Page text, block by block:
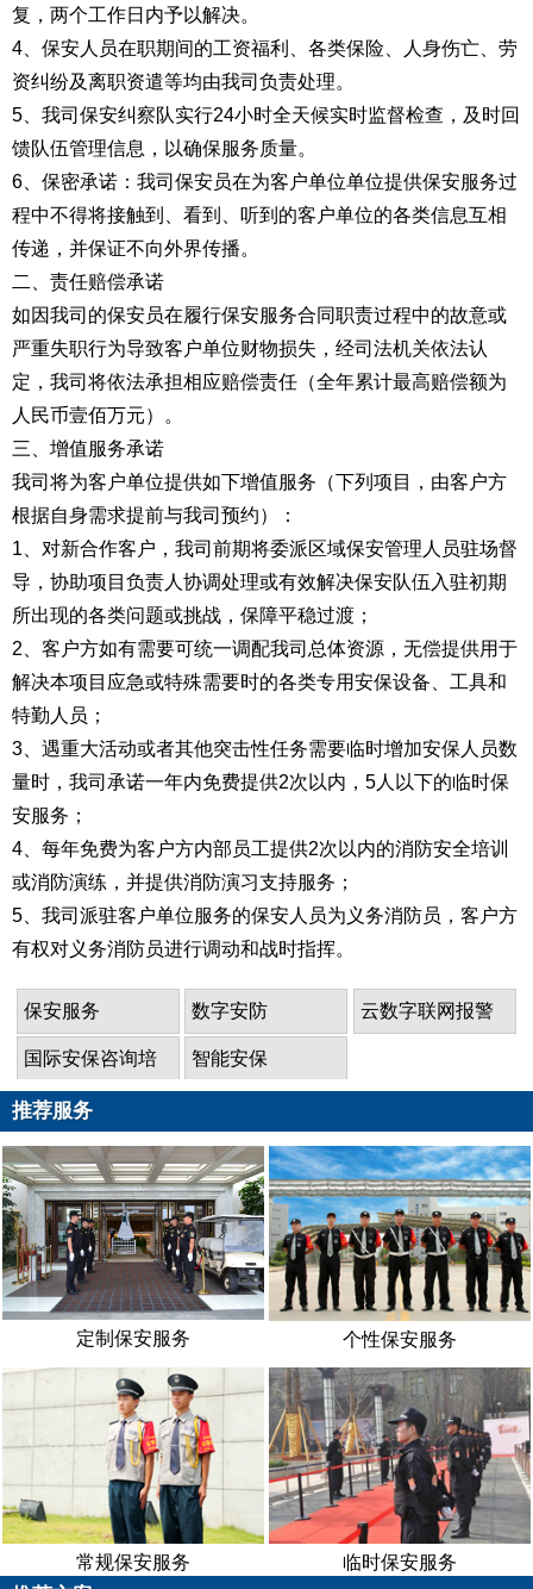
复，两个工作日内予以解决。
4、保安人员在职期间的工资福利、各类保险、人身伤亡、劳
资纠纷及离职资遣等均由我司负责处理。
5、我司保安纠察队实行24小时全天候实时监督检查，及时回
馈队伍管理信息，以确保服务质量。
6、保密承诺：我司保安员在为客户单位单位提供保安服务过
程中不得将接触到、看到、听到的客户单位的各类信息互相
传递，并保证不向外界传播。
二、责任赔偿承诺
如因我司的保安员在履行保安服务合同职责过程中的故意或
严重失职行为导致客户单位财物损失，经司法机关依法认
定，我司将依法承担相应赔偿责任（全年累计最高赔偿额为
人民币壹佰万元）。
三、增值服务承诺
我司将为客户单位提供如下增值服务（下列项目，由客户方
根据自身需求提前与我司预约）：
1、对新合作客户，我司前期将委派区域保安管理人员驻场督
导，协助项目负责人协调处理或有效解决保安队伍入驻初期
所出现的各类问题或挑战，保障平稳过渡；
2、客户方如有需要可统一调配我司总体资源，无偿提供用于
解决本项目应急或特殊需要时的各类专用安保设备、工具和
特勤人员；
3、遇重大活动或者其他突击性任务需要临时增加安保人员数
量时，我司承诺一年内免费提供2次以内，5人以下的临时保
安服务；
4、每年免费为客户方内部员工提供2次以内的消防安全培训
或消防演练，并提供消防演习支持服务；
5、我司派驻客户单位服务的保安人员为义务消防员，客户方
有权对义务消防员进行调动和战时指挥。
保安服务 数字安防 云数字联网报警
国际安保咨询培
训
智能安保
推荐服务
定制保安服务 个性保安服务
常规保安服务 临时保安服务